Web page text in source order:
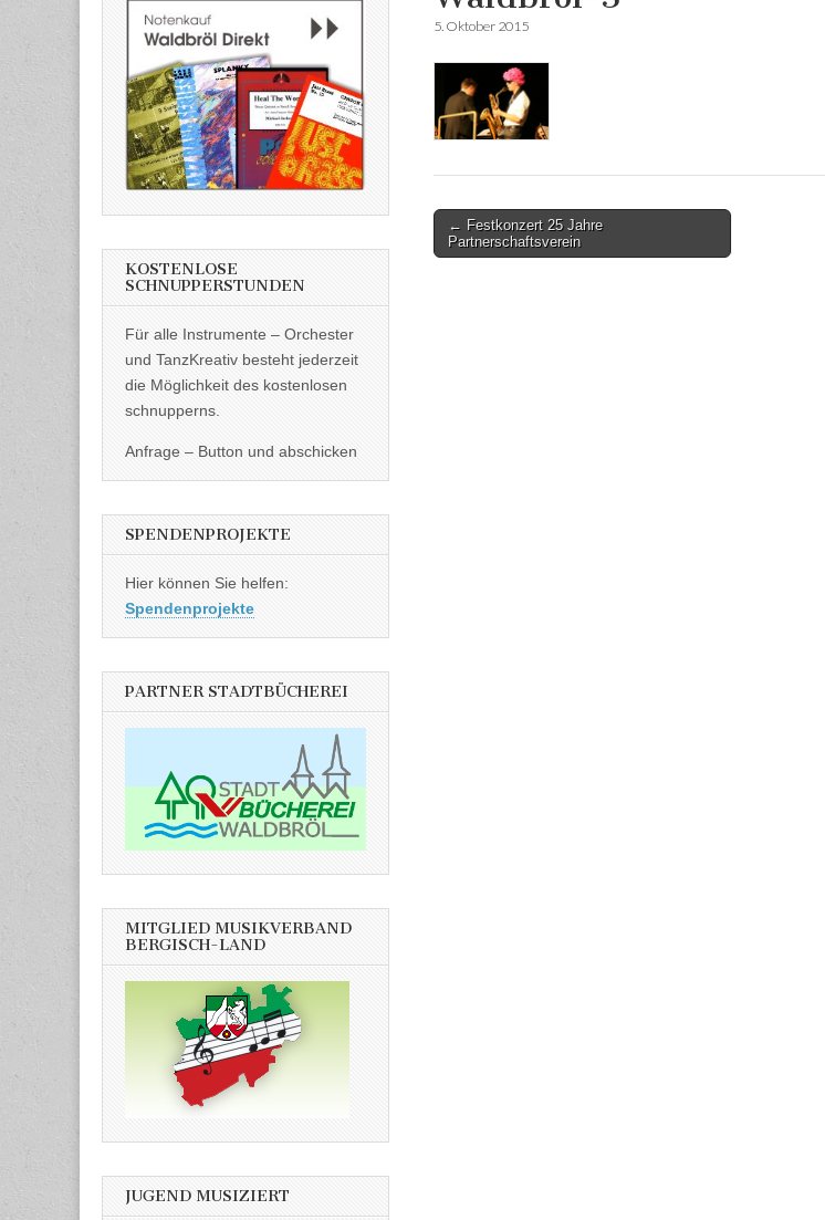
5. Oktober 2015
Post
navigation
← Festkonzert 25 Jahre
Partnerschaftsverein
KOSTENLOSE
SCHNUPPERSTUNDEN
Für alle Instrumente – Orchester
und TanzKreativ besteht jederzeit
die Möglichkeit des kostenlosen
schnupperns.
Anfrage – Button und abschicken
SPENDENPROJEKTE
Hier können Sie helfen:
Spendenprojekte
PARTNER STADTBÜCHEREI
MITGLIED MUSIKVERBAND
BERGISCH-LAND
JUGEND MUSIZIERT